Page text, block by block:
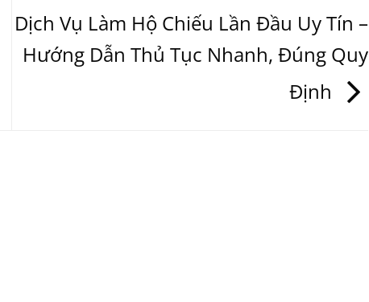
Dịch Vụ Làm Hộ Chiếu Lần Đầu Uy Tín –
Hướng Dẫn Thủ Tục Nhanh, Đúng Quy
Định